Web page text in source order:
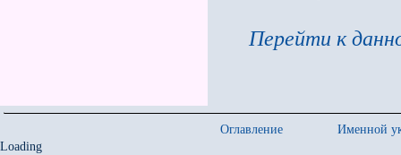
Перейти к
Оглавление
Именной
Loading